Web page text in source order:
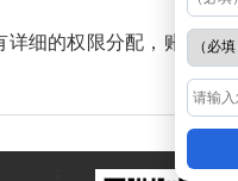
细的权限分配，账号管